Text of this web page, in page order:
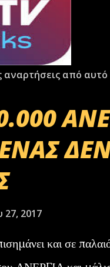
αναρτήσεις από αυτό
27, 2017
και σε